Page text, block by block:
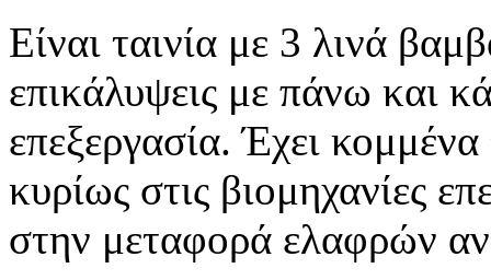
Είναι ταινία με 3 λινά
επικάλυψεις με πάνω και
επεξεργασία. Έχει
κυρίως στις βιομηχανίες
στην μεταφορά ελαφρών